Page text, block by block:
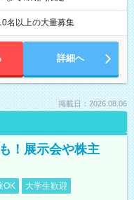
名以上の大量募集
詳細へ
掲載日：2026.08.06
！展示会や株主
OK
大学生歓迎